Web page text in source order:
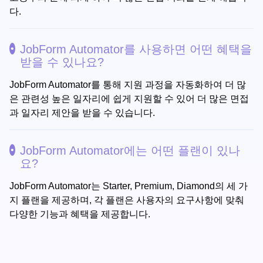
다.
JobForm Automator를 사용하면 어떤 혜택을
받을 수 있나요?
JobForm Automator를 통해 지원 과정을 자동화하여 더 많
은 관련성 높은 일자리에 쉽게 지원할 수 있어 더 많은 면접
과 일자리 제안을 받을 수 있습니다.
JobForm Automator에는 어떤 플랜이 있나
요?
JobForm Automator는 Starter, Premium, Diamond의 세 가
지 플랜을 제공하며, 각 플랜은 사용자의 요구사항에 맞춰
다양한 기능과 혜택을 제공합니다.